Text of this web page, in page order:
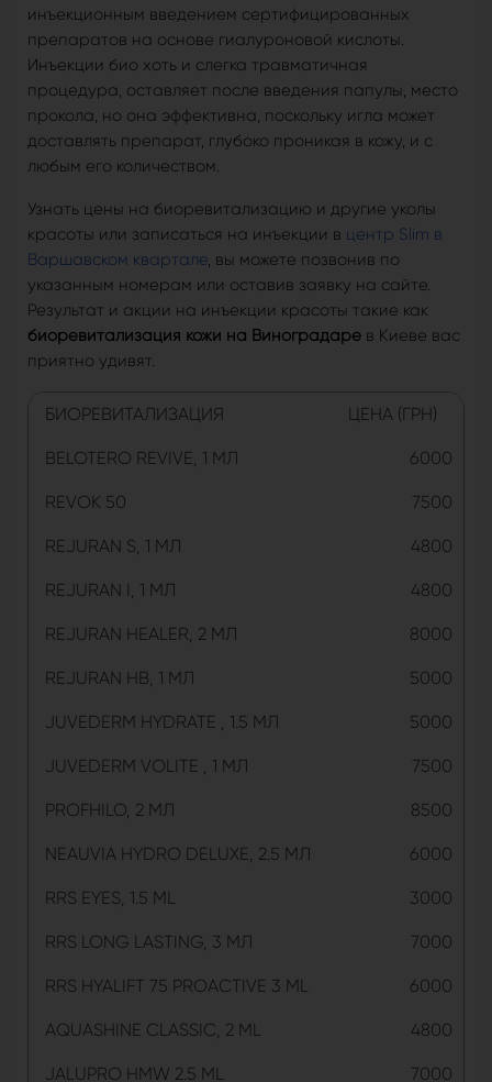
инъекционным введением сертифицированных
препаратов на основе гиалуроновой кислоты.
Инъекции био хоть и слегка травматичная
процедура, оставляет после введения папулы, место
прокола, но она эффективна, поскольку игла может
доставлять препарат, глубоко проникая в кожу, и с
любым его количеством.
Узнать цены на биоревитализацию и другие уколы
красоты или записаться на инъекции в центр Slim в
Варшавском квартале, вы можете позвонив по
указанным номерам или оставив заявку на сайте.
Результат и акции на инъекции красоты такие как
биоревитализация кожи на Виноградаре в Киеве вас
приятно удивят.
БИОРЕВИТАЛИЗАЦИЯ ЦЕНА (ГРН)
BELOTERO REVIVE, 1 МЛ 6000
REVOK 50 7500
REJURAN S, 1 МЛ 4800
REJURAN I, 1 МЛ 4800
REJURAN HEALER, 2 МЛ 8000
REJURAN HB, 1 МЛ 5000
JUVEDERM HYDRATE , 1.5 МЛ 5000
JUVEDERM VOLITE , 1 МЛ 7500
PROFHILO, 2 МЛ 8500
NEAUVIA HYDRO DELUXE, 2.5 МЛ 6000
RRS EYES, 1.5 ML 3000
RRS LONG LASTING, 3 МЛ 7000
RRS HYALIFT 75 PROACTIVE 3 ML 6000
AQUASHINE CLASSIC, 2 ML 4800
JALUPRO HMW 2.5 ML 7000